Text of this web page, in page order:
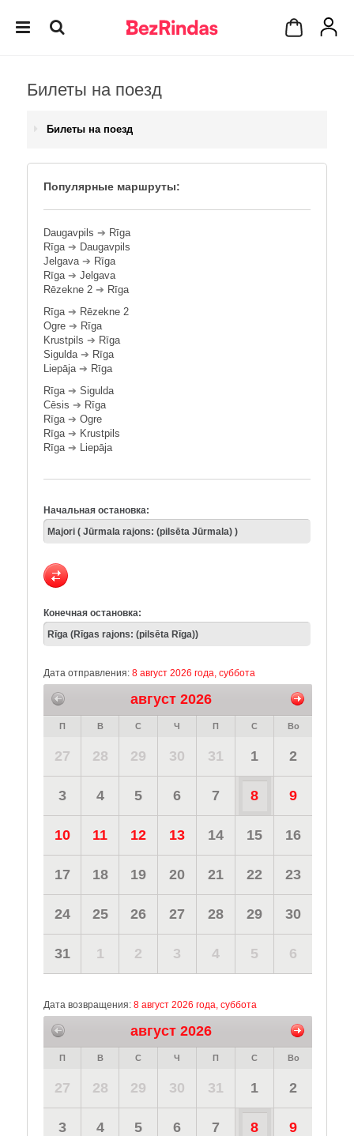
Билеты на поезд
Билеты на поезд
Популярные маршруты:
Daugavpils ➔ Rīga
Rīga➔ Daugavpils
Jelgava➔ Rīga
Rīga➔ Jelgava
Rēzekne 2 ➔ Rīga
Rīga➔ Rēzekne 2
Ogre ➔ Rīga
Krustpils ➔ Rīga
Sigulda➔ Rīga
Liepāja➔ Rīga
Rīga➔ Sigulda
Cēsis ➔ Rīga
Rīga➔ Ogre
Rīga➔ Krustpils
Rīga➔ Liepāja
Начальная остановка:
Конечная остановка:
Дата отправления: 8 август 2026 года, суббота
август 2026
П В С Ч П С Во
27 28 29 30 31 1 2
3 4 5 6 7 8 9
10 11 12 13 14 15 16
17 18 19 20 21 22 23
24 25 26 27 28 29 30
31 1 2 3 4 5 6
Дата возвращения: 8 август 2026 года, суббота
август 2026
П В С Ч П С Во
27 28 29 30 31 1 2
3 4 5 6 7 8 9